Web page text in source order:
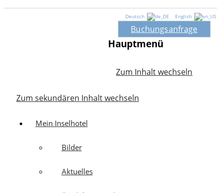
Deutsch English
Buchungsanfrage
Hauptmenü
Zum Inhalt wechseln
Zum sekundären Inhalt wechseln
Mein Inselhotel
Bilder
Aktuelles